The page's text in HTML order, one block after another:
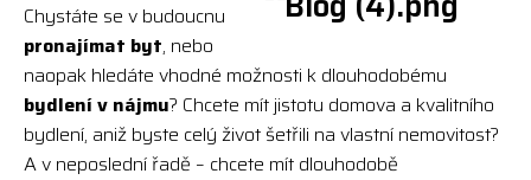
Chystáte se v budoucnu
pronajímat byt, nebo
naopak hledáte vhodné možnosti k dlouhodobému
bydlení v nájmu? Chcete mít jistotu domova a kvalitního
bydlení, aniž byste celý život šetřili na vlastní nemovitost?
A v neposlední řadě – chcete mít dlouhodobě